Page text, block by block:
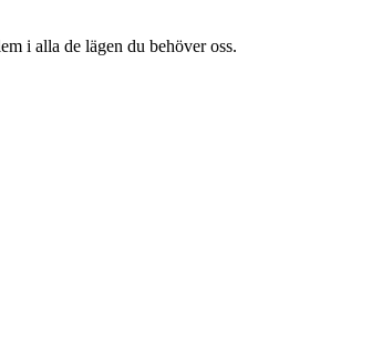
i alla de lägen du behöver oss.